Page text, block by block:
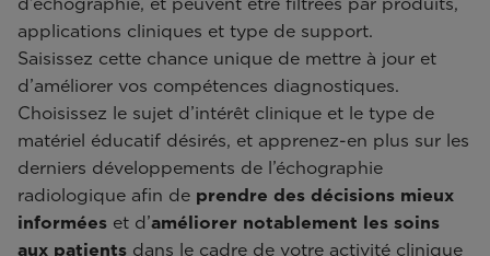
applications cliniques et type de support.
Saisissez cette chance unique de mettre à jour et
d’améliorer vos compétences diagnostiques.
Choisissez le sujet d’intérêt clinique et le type de
matériel éducatif désirés, et apprenez-en plus sur les
derniers développements de l’échographie
radiologique afin de prendre des décisions mieux
informées et d’améliorer notablement les soins
aux patients dans le cadre de votre activité clinique